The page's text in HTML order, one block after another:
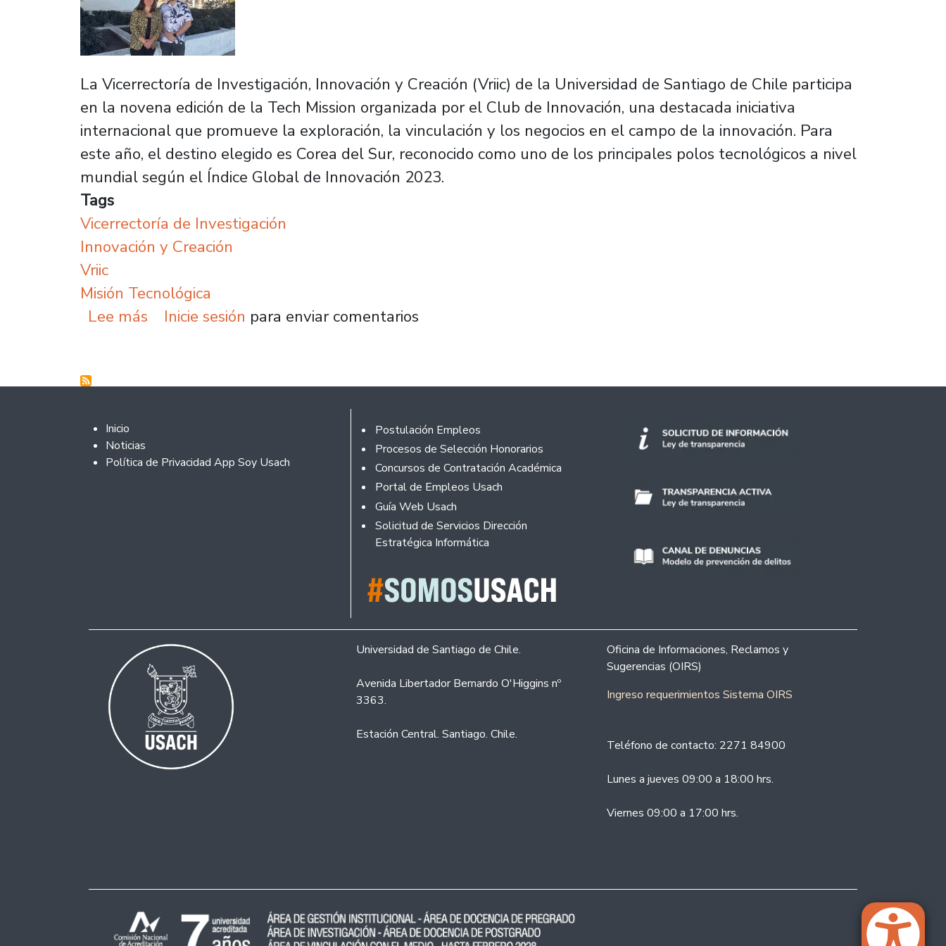
La Vicerrectoría de Investigación, Innovación y Creación (Vriic) de la Universidad de Santiago de Chile participa
en la novena edición de la Tech Mission organizada por el Club de Innovación, una destacada iniciativa
internacional que promueve la exploración, la vinculación y los negocios en el campo de la innovación. Para
este año, el destino elegido es Corea del Sur, reconocido como uno de los principales polos tecnológicos a nivel
mundial según el Índice Global de Innovación 2023.
Tags
Vicerrectoría de Investigación
Innovación y Creación
Vriic
Misión Tecnológica
Lee más sobre Vriic participa en misión tecnológica a Corea del Sur, referente mundial en innovación y desarrollo
Inicie sesión para enviar comentarios
Footer 2
Inicio
Noticias
Política de Privacidad App Soy Usach
Footer
Postulación Empleos
Procesos de Selección Honorarios
Concursos de Contratación Académica
Portal de Empleos Usach
Guía Web Usach
Solicitud de Servicios Dirección
Estratégica Informática
Universidad de Santiago de Chile.
Avenida Libertador Bernardo O'Higgins nº
3363.
Estación Central. Santiago. Chile.
Oficina de Informaciones, Reclamos y
Sugerencias (OIRS)
Ingreso requerimientos Sistema OIRS
Teléfono de contacto: 2271 84900
Lunes a jueves 09:00 a 18:00 hrs.
Viernes 09:00 a 17:00 hrs.